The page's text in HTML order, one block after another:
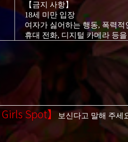
【금지 사항】
18세 미만 입장
여자가 싫어하는 행동, 폭력적
휴대 전화, 디지털 카메라 등
성매개 질환 및 전염병에 감염
Spot】 보신다고 말해 주세